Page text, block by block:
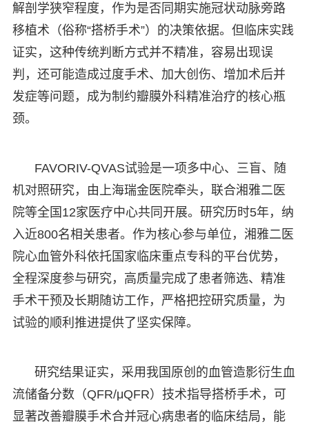
解剖学狭窄程度，作为是否同期实施冠状动脉旁路
移植术（俗称“搭桥手术”）的决策依据。但临床实践
证实，这种传统判断方式并不精准，容易出现误
判，还可能造成过度手术、加大创伤、增加术后并
发症等问题，成为制约瓣膜外科精准治疗的核心瓶
颈。
FAVORIV-QVAS试验是一项多中心、三盲、随
机对照研究，由上海瑞金医院牵头，联合湘雅二医
院等全国12家医疗中心共同开展。研究历时5年，纳
入近800名相关患者。作为核心参与单位，湘雅二医
院心血管外科依托国家临床重点专科的平台优势，
全程深度参与研究，高质量完成了患者筛选、精准
手术干预及长期随访工作，严格把控研究质量，为
试验的顺利推进提供了坚实保障。
研究结果证实，采用我国原创的血管造影衍生血
流储备分数（QFR/μQFR）技术指导搭桥手术，可
显著改善瓣膜手术合并冠心病患者的临床结局，能